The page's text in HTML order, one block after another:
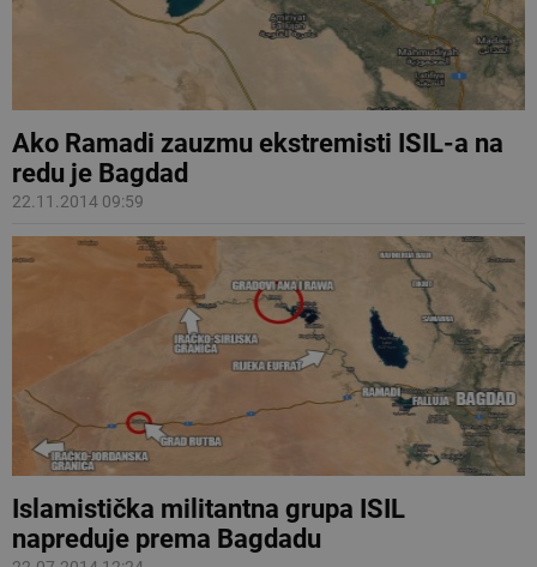
Ako Ramadi zauzmu ekstremisti ISIL-a na
redu je Bagdad
22.11.2014 09:59
Islamistička militantna grupa ISIL
napreduje prema Bagdadu